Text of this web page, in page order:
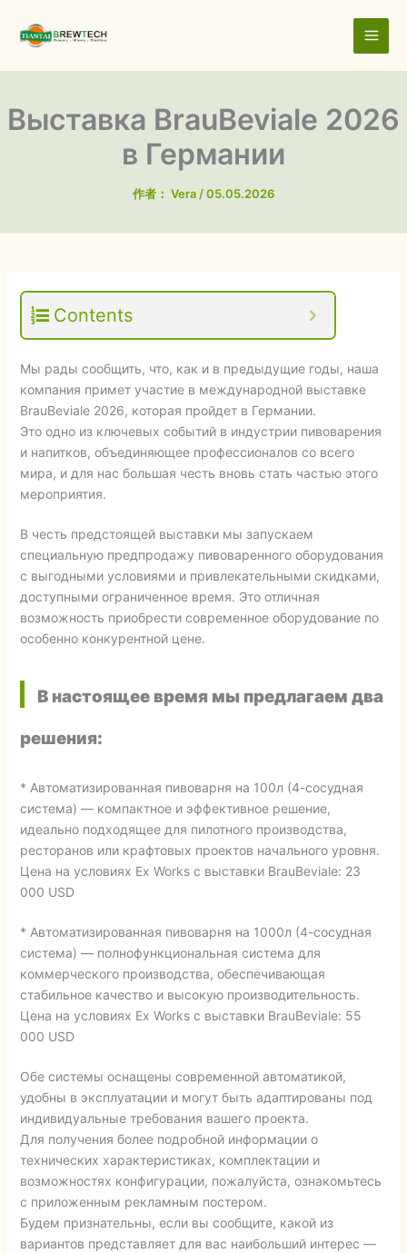
容
Выставка BrauBeviale 2026
в Германии
作者： Vera /05.05.2026
Contents
Мы рады сообщить, что, как и в предыдущие годы, наша
компания примет участие в международной выставке
BrauBeviale 2026, которая пройдет в Германии.
Это одно из ключевых событий в индустрии пивоварения
и напитков, объединяющее профессионалов со всего
мира, и для нас большая честь вновь стать частью этого
мероприятия.
В честь предстоящей выставки мы запускаем
специальную предпродажу пивоваренного оборудования
с выгодными условиями и привлекательными скидками,
доступными ограниченное время. Это отличная
возможность приобрести современное оборудование по
особенно конкурентной цене.
В настоящее время мы предлагаем два
решения:
* Автоматизированная пивоварня на 100л (4-сосудная
система) — компактное и эффективное решение,
идеально подходящее для пилотного производства,
ресторанов или крафтовых проектов начального уровня.
Цена на условиях Ex Works с выставки BrauBeviale: 23
000 USD
* Автоматизированная пивоварня на 1000л (4-сосудная
система) — полнофункциональная система для
коммерческого производства, обеспечивающая
стабильное качество и высокую производительность.
Цена на условиях Ex Works с выставки BrauBeviale: 55
000 USD
Обе системы оснащены современной автоматикой,
удобны в эксплуатации и могут быть адаптированы под
индивидуальные требования вашего проекта.
Для получения более подробной информации о
технических характеристиках, комплектации и
возможностях конфигурации, пожалуйста, ознакомьтесь
с приложенным рекламным постером.
Будем признательны, если вы сообщите, какой из
вариантов представляет для вас наибольший интерес —